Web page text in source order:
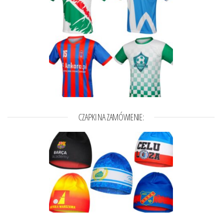
CZAPKI NA ZAMÓWIENIE: